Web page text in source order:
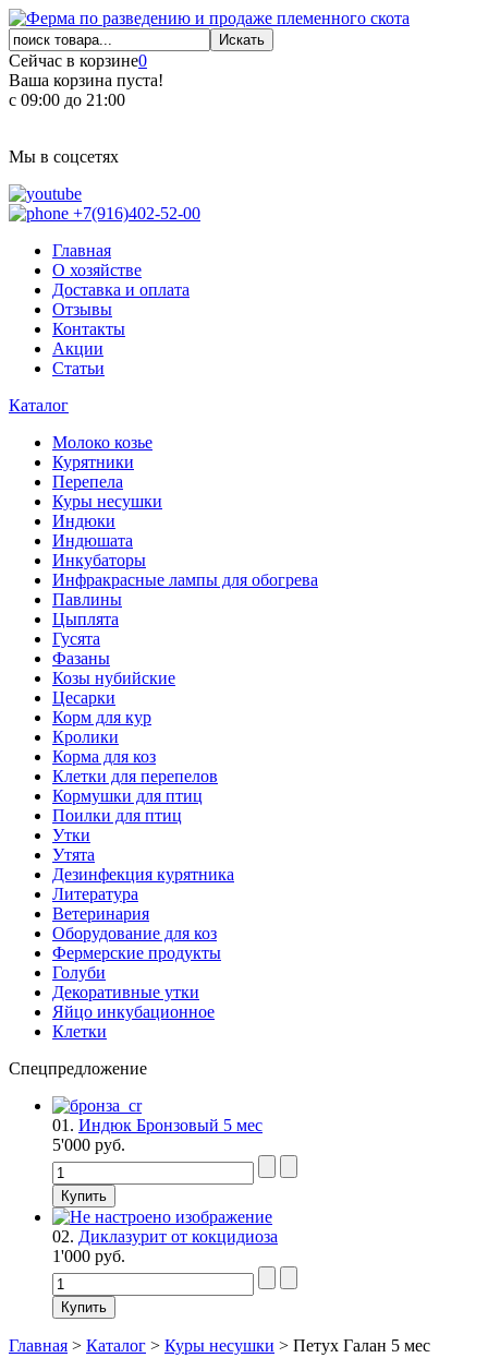
Сейчас в корзине0
Ваша корзина пуста!
с 09:00 до 21:00
Мы в соцсетях
+7(916)402-52-00
Главная
О хозяйстве
Доставка и оплата
Отзывы
Контакты
Акции
Статьи
Каталог
Молоко козье
Курятники
Перепела
Куры несушки
Индюки
Индюшата
Инкубаторы
Инфракрасные лампы для обогрева
Павлины
Цыплята
Гусята
Фазаны
Козы нубийские
Цесарки
Корм для кур
Кролики
Корма для коз
Клетки для перепелов
Кормушки для птиц
Поилки для птиц
Утки
Утята
Дезинфекция курятника
Литература
Ветеринария
Оборудование для коз
Фермерские продукты
Голуби
Декоративные утки
Яйцо инкубационное
Клетки
Спецпредложение
01. Индюк Бронзовый 5 мес
5'000 руб.
02. Диклазурит от кокцидиоза
1'000 руб.
Главная > Каталог > Куры несушки > Петух Галан 5 мес